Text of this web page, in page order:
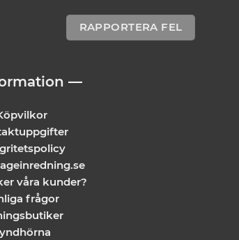
RAPPORTERA FEL
—
våra kunder?
frågor